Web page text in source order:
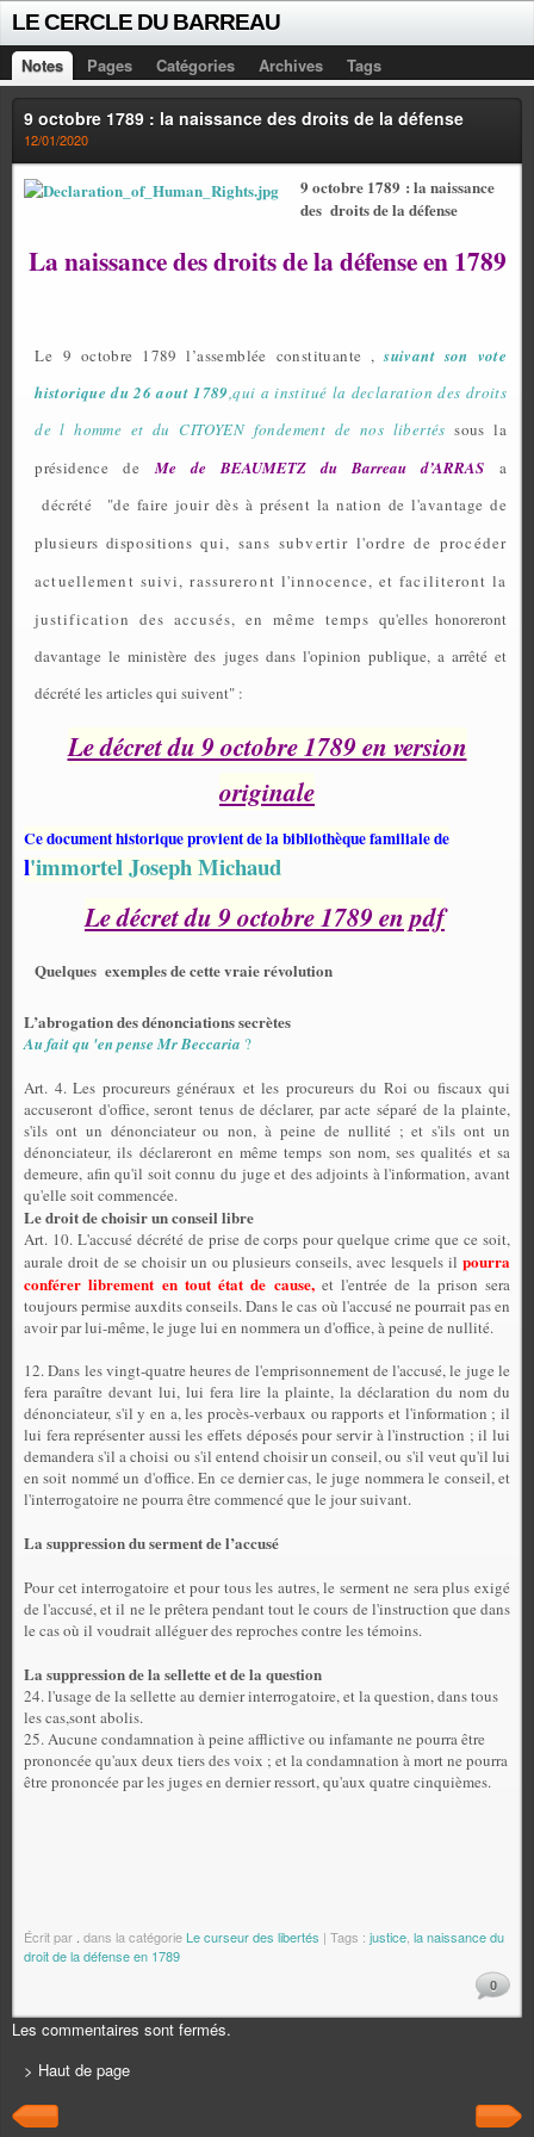
LE CERCLE DU BARREAU
Notes Pages Catégories Archives Tags
9 octobre 1789 : la naissance des droits de la défense
12/01/2020
9 octobre 1789 : la naissance
des droits de la défense
La naissance des droits de la défense en 1789
Le 9 octobre 1789 l’assemblée constituante ,suivant son vote
historique du 26 aout 1789,qui a institué la declaration des droits
de l homme et du CITOYEN fondement de nos libertés sous la
présidence de
Me de BEAUMETZ du Barreau d’ARRAS
a
décrété
"de faire jouir dès à présent la nation de l'avantage de
plusieurs dispositions qui, sans subvertir l'ordre de procéder
actuellement suivi, rassureront l'innocence, et faciliteront la
justification des accusés, en même temps qu'elles honoreront
davantage le ministère des juges dans l'opinion publique, a arrêté et
décrété les articles qui suivent" :
Le décret du 9 octobre 1789 en version
originale
Ce document historique provient de la bibliothèque familiale de
l'immortel Joseph Michaud
Le décret du 9 octobre 1789 en pdf
Quelques exemples de cette vraie révolution
L’abrogation des dénonciations secrètes
Au fait qu 'en pense Mr Beccaria ?
Art. 4. Les procureurs généraux et les procureurs du Roi ou fiscaux qui
accuseront d'office, seront tenus de déclarer, par acte séparé de la plainte,
s'ils ont un dénonciateur ou non, à peine de nullité ; et s'ils ont un
dénonciateur, ils déclareront en même temps son nom, ses qualités et sa
demeure, afin qu'il soit connu du juge et des adjoints à l'information, avant
qu'elle soit commencée.
Le droit de choisir un conseil libre
Art. 10. L'accusé décrété de prise de corps pour quelque crime que ce soit,
aurale droit de se choisir un ou plusieurs conseils, avec lesquels il pourra
conférer librement en tout état de cause,et l'entrée de la prison sera
toujours permise auxdits conseils. Dans le cas où l'accusé ne pourrait pas en
avoir par lui-même, le juge lui en nommera un d'office, à peine de nullité.
12. Dans les vingt-quatre heures de l'emprisonnement de l'accusé, le juge le
fera paraître devant lui, lui fera lire la plainte, la déclaration du nom du
dénonciateur, s'il y en a, les procès-verbaux ou rapports et l'information ; il
lui fera représenter aussi les effets déposés pour servir à l'instruction ; il lui
demandera s'il a choisi ou s'il entend choisir un conseil, ou s'il veut qu'il lui
en soit nommé un d'office. En ce dernier cas, le juge nommera le conseil, et
l'interrogatoire ne pourra être commencé que le jour suivant.
La suppression du serment de l’accusé
Pour cet interrogatoire et pour tous les autres, le serment ne sera plus exigé
de l'accusé, et il ne le prêtera pendant tout le cours de l'instruction que dans
le cas où il voudrait alléguer des reproches contre les témoins.
La suppression de la sellette et de la question
24. l'usage de la sellette au dernier interrogatoire, et la question, dans tous
les cas,sont abolis.
25. Aucune condamnation à peine afflictive ou infamante ne pourra être
prononcée qu'aux deux tiers des voix ; et la condamnation à mort ne pourra
être prononcée par les juges en dernier ressort, qu'aux quatre cinquièmes.
Écrit par dans la catégorie Le curseur des libertés | Tags : justice la naissance du
droit de la défense en 1789
0
Les commentaires sont fermés.
> Haut de page